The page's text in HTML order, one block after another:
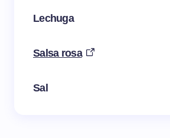
Lechuga
Salsa rosa
Sal